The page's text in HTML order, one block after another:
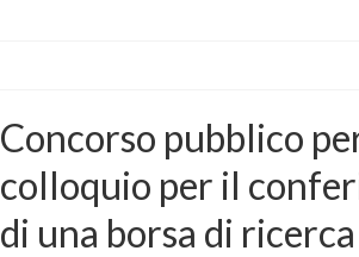
Concorso pubblico
colloquio per il
di una borsa di ricerca